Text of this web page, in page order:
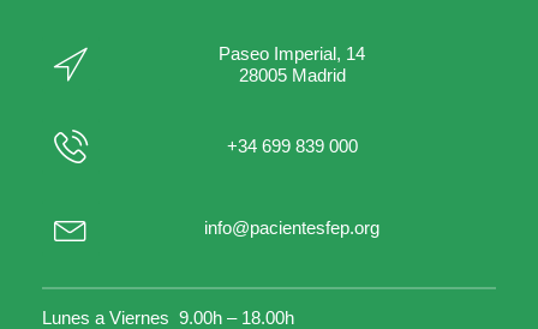
Paseo Imperial, 14
28005 Madrid
+34 699 839 000
info@pacientesfep.org
Lunes a Viernes 9.00h – 18.00h